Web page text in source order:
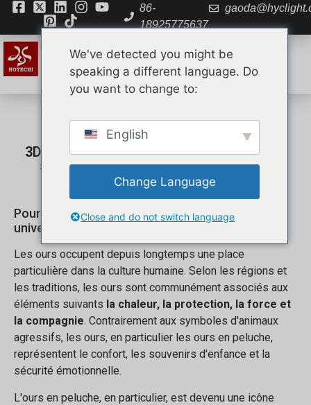
86-
18925775637
3D Christmas Teddy Bear Motif Light : Du
symbolisme des ours aux sculptures
festives à grande échelle
Pourquoi les ours ont toujours été un symbole
universel
Les ours occupent depuis longtemps une place
particulière dans la culture humaine. Selon les régions et
les traditions, les ours sont communément associés aux
éléments suivants la chaleur, la protection, la force et
la compagnie. Contrairement aux symboles d'animaux
agressifs, les ours, en particulier les ours en peluche,
représentent le confort, les souvenirs d'enfance et la
sécurité émotionnelle.
L'ours en peluche, en particulier, est devenu une icône
We've detected you might be
speaking a different language. Do
you want to change to:
English
Change Language
Close and do not switch language